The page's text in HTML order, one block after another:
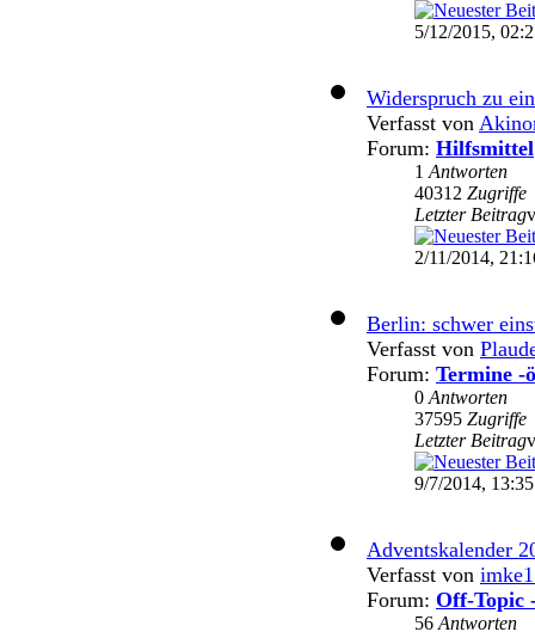
5/12/2015,
Widerspruch zu
Verfasst von
Forum: Hilfsmittel
1 Antworten
40312 Zugriffe
Letzter Beitrag
2/11/2014,
Berlin: schwer
Verfasst von
Forum: Termine -
0 Antworten
37595 Zugriffe
Letzter Beitrag
9/7/2014, 13:35
Adventskalender
Verfasst von
Forum: Off-Topic
56 Antworten